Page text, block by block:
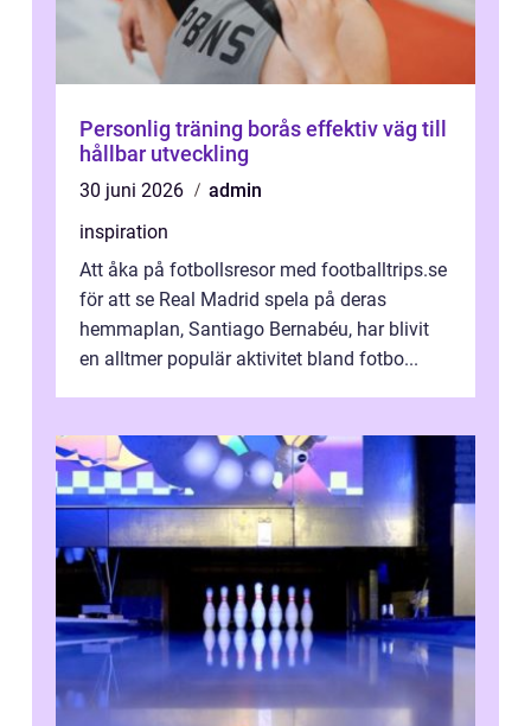
Personlig träning borås effektiv väg till
hållbar utveckling
30 juni 2026
admin
inspiration
Att åka på fotbollsresor med footballtrips.se
för att se Real Madrid spela på deras
hemmaplan, Santiago Bernabéu, har blivit
en alltmer populär aktivitet bland fotbo...